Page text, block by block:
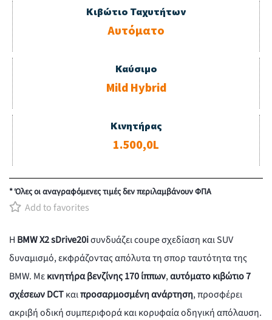
Κιβώτιο Ταχυτήτων
Αυτόματο
Καύσιμο
Mild Hybrid
Κινητήρας
1.500,0L
* Όλες οι αναγραφόμενες τιμές δεν περιλαμβάνουν ΦΠΑ
Add to favorites
Η BMW X2 sDrive20iσυνδυάζει coupe σχεδίαση και SUV
δυναμισμό, εκφράζοντας απόλυτα τη σπορ ταυτότητα της
BMW. Μεκινητήρα βενζίνης 170 ίππων,αυτόματο κιβώτιο 7
σχέσεων DCTκαιπροσαρμοσμένη ανάρτηση, προσφέρει
ακριβή οδική συμπεριφορά και κορυφαία οδηγική απόλαυση.